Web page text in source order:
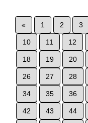
« 1 2 3
10 11 12
18 19 20
26 27 28
34 35 36
42 43 44